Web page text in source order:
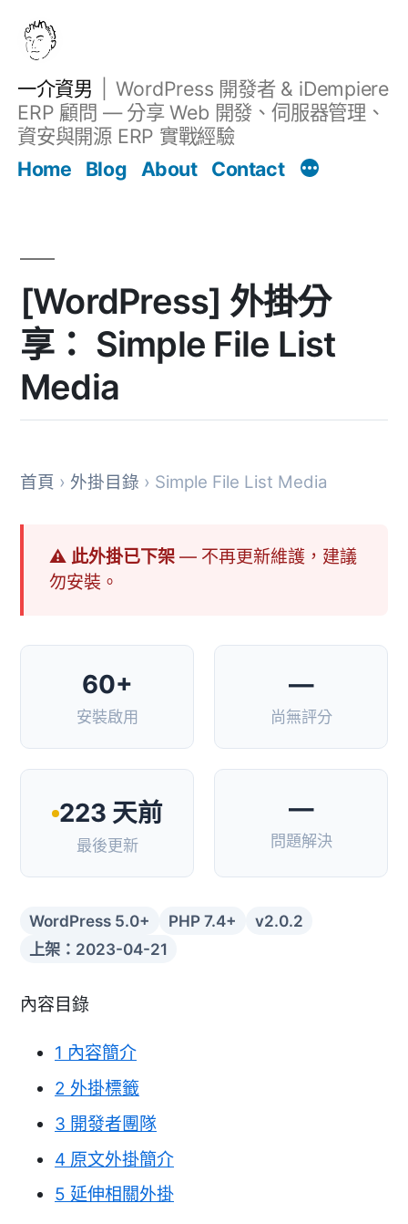
一介資男
WordPress 開發者 & iDempiere
ERP 顧問 — 分享 Web 開發、伺服器管理、
資安與開源 ERP 實戰經驗
Home
Blog About Contact
[WordPress] 外掛分
享： Simple File List
Media
首頁 › 外掛目錄 › Simple File List Media
⚠ 此外掛已下架— 不再更新維護，建議
勿安裝。
60+
安裝啟用
—
尚無評分
223 天前
最後更新
—
問題解決
WordPress 5.0+ PHP 7.4+
v2.0.2
上架：2023-04-21
內容目錄
1 內容簡介
2 外掛標籤
3 開發者團隊
4 原文外掛簡介
5 延伸相關外掛
文章 Filter